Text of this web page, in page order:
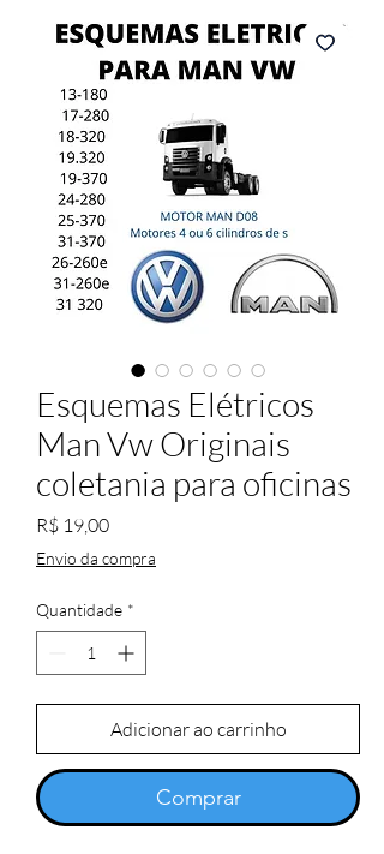
Esquemas Elétricos
Man Vw Originais
coletania para oficinas
R$ 19,00Preço
Envio da compra
Quantidade *
Adicionar ao carrinho
Comprar